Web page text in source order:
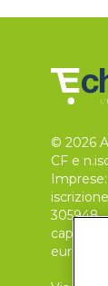
© 2026
CF e
305948
capitale
euro, i.v.